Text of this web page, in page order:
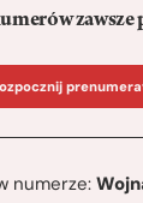
zawsze
numerze: